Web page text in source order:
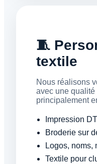
🧵
textile
Nous réalisons
avec une
principalement
Impression
Broderie sur
Logos, noms,
Textile pour